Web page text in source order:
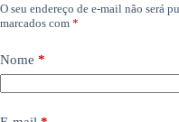
O seu endereço de e-mail não será
marcados com *
Nome *